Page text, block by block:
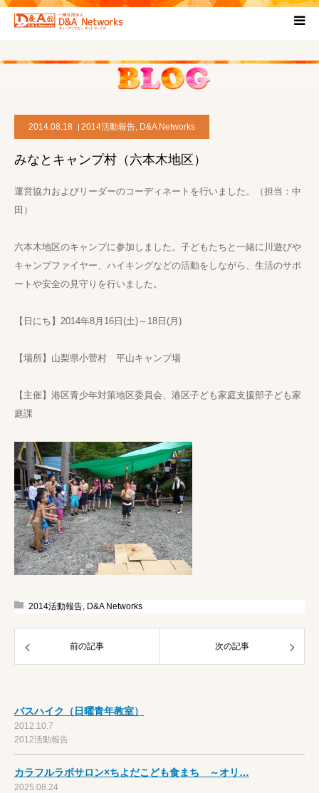
2014.08.18 2014活動報告, D&A Networks
みなとキャンプ村（六本木地区）
運営協力およびリーダーのコーディネートを行いました。（担当：中
田）
六本木地区のキャンプに参加しました。子どもたちと一緒に川遊びや
キャンプファイヤー、ハイキングなどの活動をしながら、生活のサポ
ートや安全の見守りを行いました。
【日にち】2014年8月16日(土)～18日(月)
【場所】山梨県小菅村 平山キャンプ場
【主催】港区青少年対策地区委員会、港区子ども家庭支援部子ども家
庭課
2014活動報告, D&A Networks
前の記事 次の記事
バスハイク（日曜青年教室）
2012.10.7
2012活動報告
カラフルラボサロン×ちよだこども食まち ～オリ…
2025.08.24
HOME
プロジェクト概要
ブログ